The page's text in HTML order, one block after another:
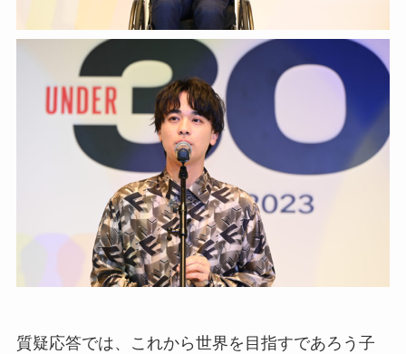
質疑応答では、これから世界を目指すであろう子